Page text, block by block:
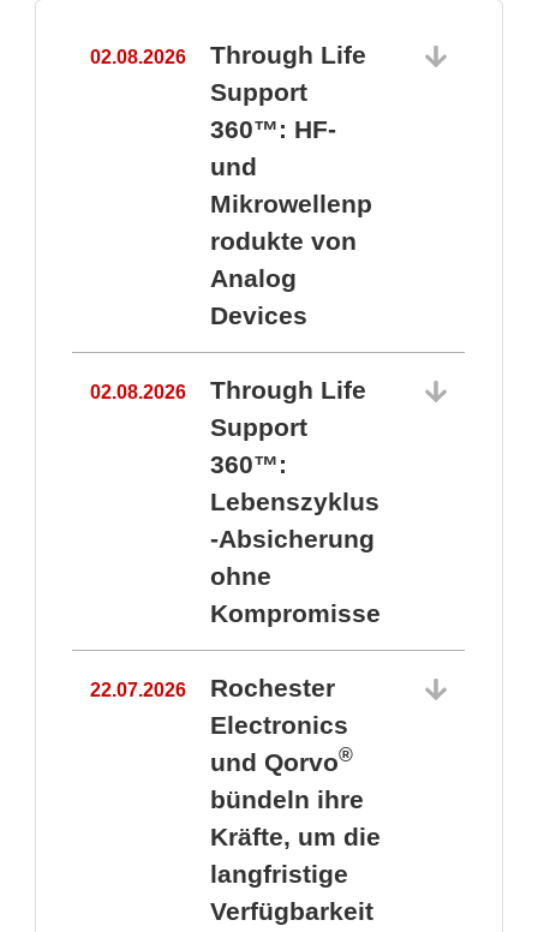
02.08.2026
Through Life
Support
360™: HF-
und
Mikrowellenp
rodukte von
Analog
Devices
02.08.2026
Through Life
Support
360™:
Lebenszyklus
-Absicherung
ohne
Kompromisse
22.07.2026
Rochester
Electronics
und Qorvo®
bündeln ihre
Kräfte, um die
langfristige
Verfügbarkeit